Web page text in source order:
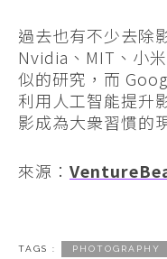
過去也有不少去除
Nvidia、MIT、小
似的研究，而
利用人工智能提升
影成為大衆習慣的
來源：
TAGS : PHOTOGRAPHY